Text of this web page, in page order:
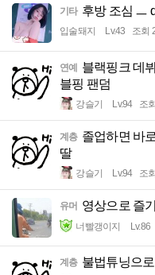
기타 후방 조심 ㅡ
입술돼지 Lv.43 조회
연예
블랙핑크 데
블핑 팬덤
강슬기 Lv.94 조
계층 졸업하면 바
딸
강슬기 Lv.94 조
유머 영상으로 즐
너빨갱이지 Lv.86
계층 불법튜닝으